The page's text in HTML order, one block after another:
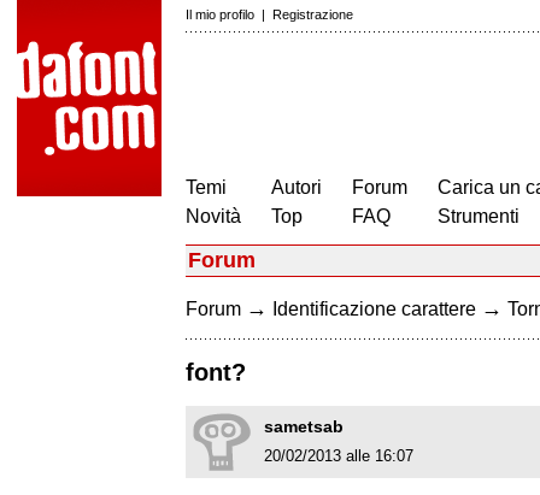
Il mio profilo | Registrazione
Temi
Novità
Autori
Top
Forum
FAQ
Carica un
Strumenti
Forum
Forum → Identificazione carattere →
font?
sametsab
20/02/2013 alle 16:07